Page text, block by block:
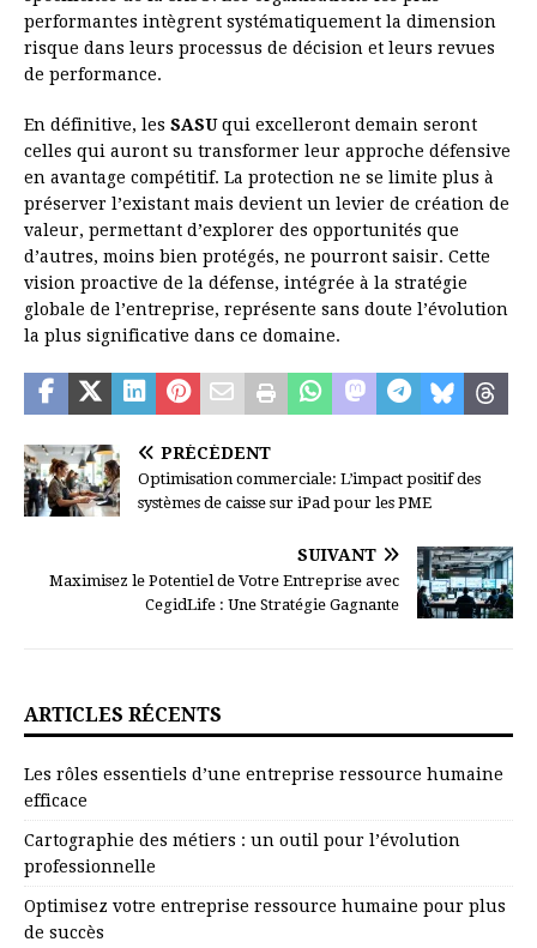
performantes intègrent systématiquement la dimension
risque dans leurs processus de décision et leurs revues
de performance.
En définitive, les SASUqui excelleront demain seront
celles qui auront su transformer leur approche défensive
en avantage compétitif. La protection ne se limite plus à
préserver l’existant mais devient un levier de création de
valeur, permettant d’explorer des opportunités que
d’autres, moins bien protégés, ne pourront saisir. Cette
vision proactive de la défense, intégrée à la stratégie
globale de l’entreprise, représente sans doute l’évolution
la plus significative dans ce domaine.
PRÉCÉDENT
Optimisation commerciale: L’impact positif des
systèmes de caisse sur iPad pour les PME
SUIVANT
Maximisez le Potentiel de Votre Entreprise avec
CegidLife : Une Stratégie Gagnante
ARTICLES RÉCENTS
Les rôles essentiels d’une entreprise ressource humaine
efficace
Cartographie des métiers : un outil pour l’évolution
professionnelle
Optimisez votre entreprise ressource humaine pour plus
de succès